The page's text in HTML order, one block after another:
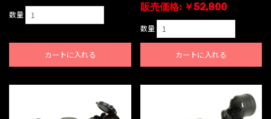
数量
カートに入れる
販売価格: ￥52,800
数量
カートに入れる